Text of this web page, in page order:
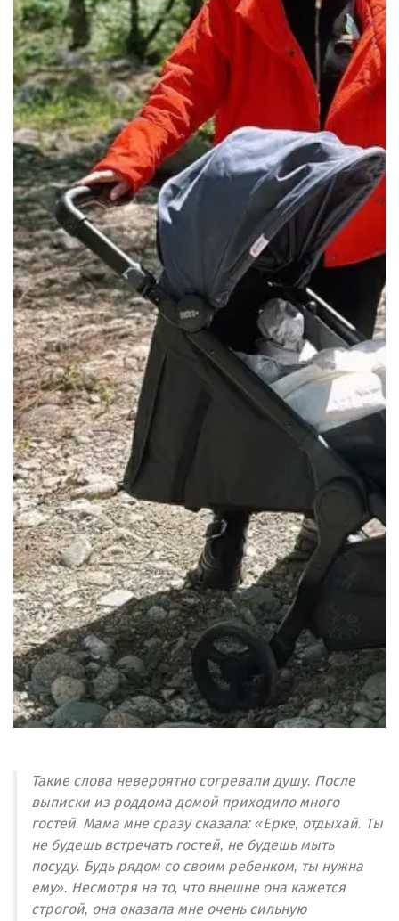
Такие слова невероятно согревали душу. После
выписки из роддома домой приходило много
гостей. Мама мне сразу сказала: «Ерке, отдыхай. Ты
не будешь встречать гостей, не будешь мыть
посуду. Будь рядом со своим ребенком, ты нужна
ему». Несмотря на то, что внешне она кажется
строгой, она оказала мне очень сильную